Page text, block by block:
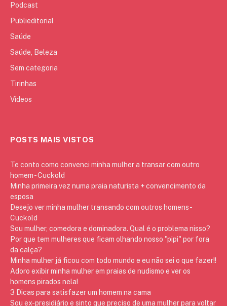
Podcast
Publieditorial
Saúde
Saúde, Beleza
Sem categoria
Tirinhas
Vídeos
POSTS MAIS VISTOS
Te conto como convenci minha mulher a transar com outro
homem - Cuckold
Minha primeira vez numa praia naturista + convencimento da
esposa
Desejo ver minha mulher transando com outros homens -
Cuckold
Sou mulher, comedora e dominadora. Qual é o problema nisso?
Por que tem mulheres que ficam olhando nosso "pipi" por fora
da calça?
Minha mulher já ficou com todo mundo e eu não sei o que fazer!!
Adoro exibir minha mulher em praias de nudismo e ver os
homens pirados nela!
3 Dicas para satisfazer um homem na cama
Sou ex-presidiário e sinto que preciso de uma mulher para voltar